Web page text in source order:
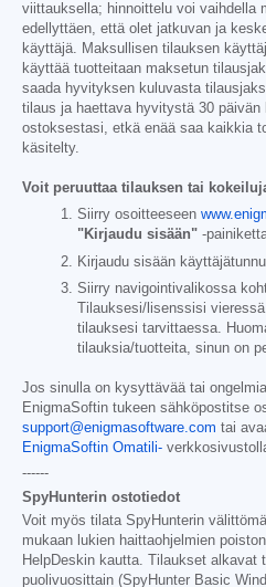
viittauksella; hinnoittelu voi vaihdella
edellyttäen, että olet jatkuvan ja
käyttäjä. Maksullisen tilauksen
käyttää tuotteitaan maksetun
saada hyvityksen kuluvasta
tilaus ja haettava hyvitystä 30
ostoksestasi, etkä enää saa kaikkia
käsitelty.
Voit peruuttaa tilauksen tai
Siirry osoitteeseen
"Kirjaudu sisään" -
Kirjaudu sisään
Siirry navigointivalikossa
Tilauksesi/lisenssisi
tilauksesi tarvittaessa.
tilauksia/tuotteita, sinun on
Jos sinulla on kysyttävää tai
EnigmaSoftin tukeen sähköpostitse
support@enigmasoftware.com tai
EnigmaSoftin Omatili-
------
SpyHunterin ostotiedot
Voit myös tilata SpyHunterin
mukaan lukien haittaohjelmien
HelpDeskin kautta. Tilaukset alkavat
puolivuosittain (SpyHunter Basic